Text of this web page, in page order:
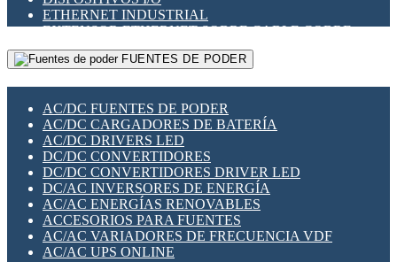
RELÉS INDUSTRIALES
RELÉS MINIATURA DE POTENCIA
SENSORES MAGNÉTICOS
SWITCH Y MICROSWITCH
TARJETAS PI
UNIÓN Y DERIVACIÓN DE CABLE
ETHERNET INDUSTRIAL
EXTENSOR ETHERNET SOBRE CABLE COBRE
GATEWAY LORAWAN
GESTIÓN DE REDES
PLACAS MODULARES IOT
SWITCHES Y REDES WIFI
SOLUCIONES IOT
SOLUCIONES LORAWAN
SOLUCIONES RED CELULAR
SEGURIDAD PARA REDES
SWITCHES LAN
TELEFONÍA IP (VOIP)
VIGILANCIA IP (CCTV)
MESHTASTIC
FUENTES DE PODER
AC/DC FUENTES DE PODER
AC/DC CARGADORES DE BATERÍA
AC/DC DRIVERS LED
DC/DC CONVERTIDORES
DC/DC CONVERTIDORES DRIVER LED
DC/AC INVERSORES DE ENERGÍA
AC/AC ENERGÍAS RENOVABLES
ACCESORIOS PARA FUENTES
AC/AC VARIADORES DE FRECUENCIA VDF
AC/AC UPS ONLINE